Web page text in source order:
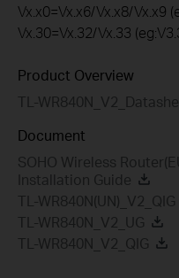
Vx.x0=Vx.x6/Vx.x8/Vx.x9
Vx.30=Vx.32/Vx.33
Product Overview
TL-
Document
SOHO Wireless
Installation Guide
TL-WR840N(UN)_V2_QIG
TL-WR840N_V2_UG
TL-WR840N_V2_QIG